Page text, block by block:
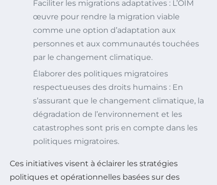
Faciliter les migrations adaptatives : L’OIM
œuvre pour rendre la migration viable
comme une option d’adaptation aux
personnes et aux communautés touchées
par le changement climatique.
Élaborer des politiques migratoires
respectueuses des droits humains : En
s’assurant que le changement climatique, la
dégradation de l’environnement et les
catastrophes sont pris en compte dans les
politiques migratoires.
Ces initiatives visent à éclairer les stratégies
politiques et opérationnelles basées sur des